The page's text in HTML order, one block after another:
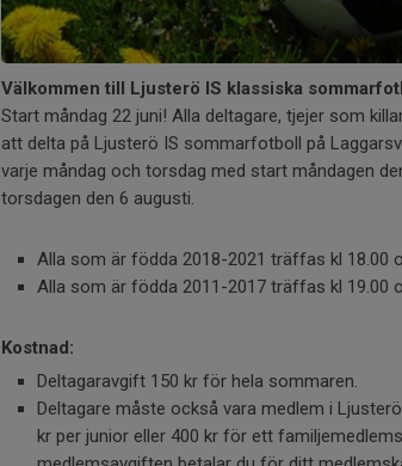
Välkommen till Ljusterö IS klassiska
Start måndag 22 juni! Alla deltagare, tjejer som
att delta på Ljusterö IS sommarfotboll på
varje måndag och torsdag med start måndagen
torsdagen den 6 augusti.
Alla som är födda 2018-2021 träffas kl 18.00
Alla som är födda 2011-2017 träffas kl 19.00
Kostnad:
Deltagaravgift 150 kr för hela sommaren.
Deltagare måste också vara medlem i
kr per junior eller 400 kr för ett